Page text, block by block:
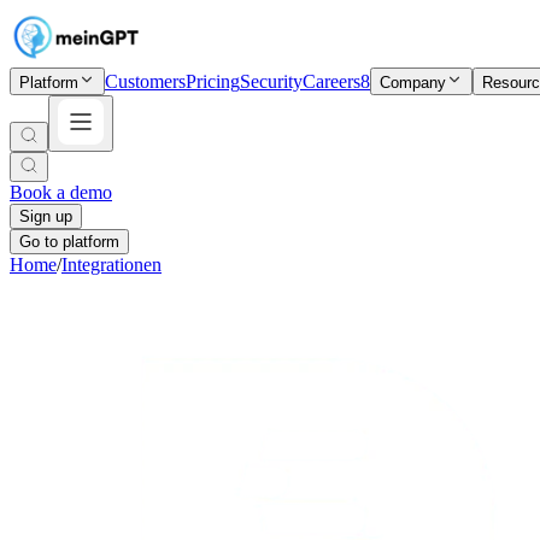
Platform CustomersPricingSecurityCareers8 Company
Book a demo
Sign up
Go to platform
Home/Integrationen